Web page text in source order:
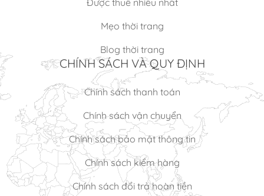
Được thuê nhiều nhất
Mẹo thời trang
Blog thời trang
CHÍNH SÁCH VÀ QUY ĐỊNH
Chính sách thanh toán
Chính sách vận chuyển
Chính sách bảo mật thông tin
Chính sách kiểm hàng
Chính sách đổi trả hoàn tiền